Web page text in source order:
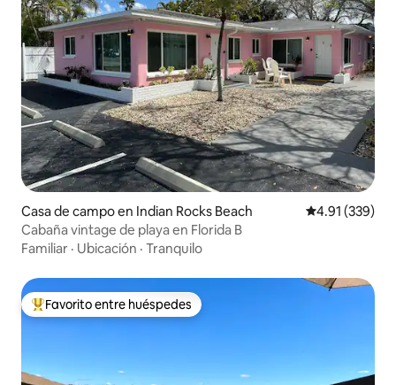
Casa de campo en Indian Rocks Beach Calificación
4.91 (339)
Cabaña vintage de playa en Florida B
Familiar · Ubicación · Tranquilo
De los mejores en Favorito entre huéspedes
Favorito entre huéspedes